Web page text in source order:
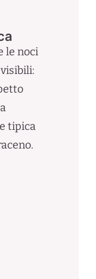
le noci
tipica